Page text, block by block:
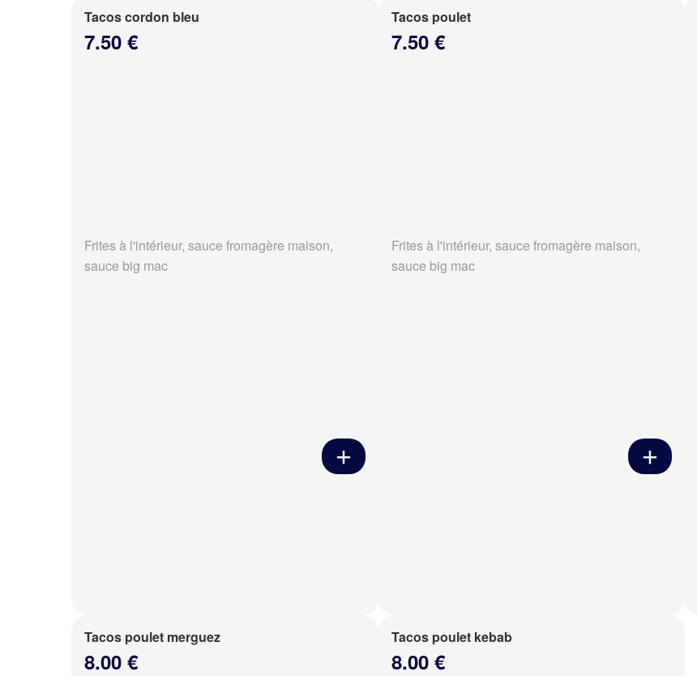
Tacos cordon bleu
7.50 €
Frites à l'intérieur, sauce fromagère maison,
sauce big mac
Tacos poulet
7.50 €
Frites à l'intérieur, sauce fromagère maison,
sauce big mac
Tacos poulet merguez
8.00 €
Tacos poulet kebab
8.00 €